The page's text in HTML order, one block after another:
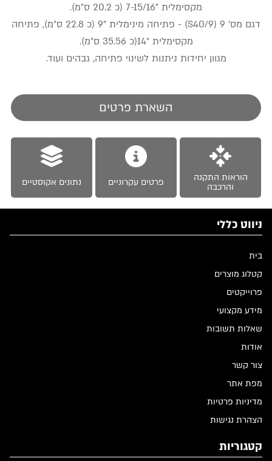
מקסימלית ״7-15/16 (כ 20.2 ס״מ).
דגם מס׳ 9 (S40/9) - פתיחה מינימלית ״9 (כ 22.8 ס״מ), פתיחה
מקסימלית ״14(כ 35.56 ס״מ).
מגוון יחידות ניתנות לשינוי פתיחה, גבהים ועוד.
השארת פרטים
הוראות התקנה
והרכבה
פרטים עקרוניים נתונים אקוסטיים
ניווט כללי
בית
קטלוג מוצרים
פרוייקטים
מידע מקצועי
שאלות תשובות
אודות
צור קשר
מפת אתר
מדיניות פרטיות
הצהרת נגישות
קטגוריות